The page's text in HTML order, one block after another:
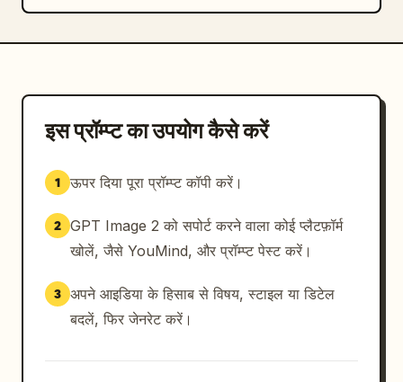
प्रेजेंटेशन एसेट्स के लिए उपयुक्त रखें।
इस प्रॉम्प्ट का उपयोग कैसे करें
1 ऊपर दिया पूरा प्रॉम्प्ट कॉपी करें।
2 GPT Image 2 को सपोर्ट करने वाला कोई प्लैटफ़ॉर्म
खोलें, जैसे YouMind, और प्रॉम्प्ट पेस्ट करें।
3 अपने आइडिया के हिसाब से विषय, स्टाइल या डिटेल
बदलें, फिर जेनरेट करें।